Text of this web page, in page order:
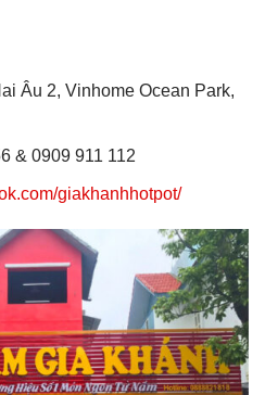
Âu 2, Vinhome Ocean Park,
& 0909 911 112
giakhanhhotpot/